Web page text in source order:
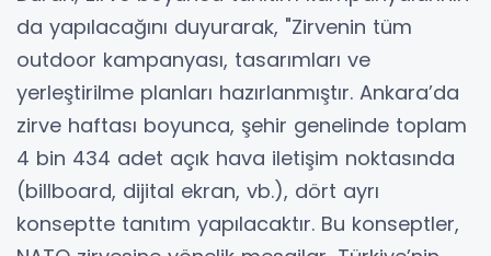
da yapılacağını duyurarak, "Zirvenin tüm
outdoor kampanyası, tasarımları ve
yerleştirilme planları hazırlanmıştır. Ankara’da
zirve haftası boyunca, şehir genelinde toplam
4 bin 434 adet açık hava iletişim noktasında
(billboard, dijital ekran, vb.), dört ayrı
konseptte tanıtım yapılacaktır. Bu konseptler,